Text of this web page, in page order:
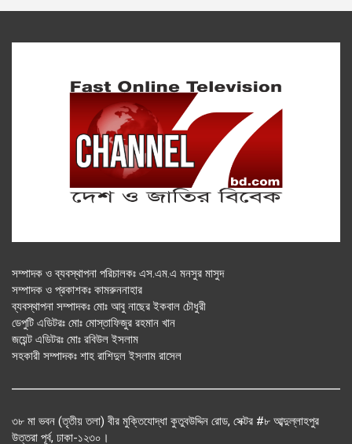
সম্পাদক ও ব্যবস্থাপনা পরিচালকঃ এস.এম.এ মনসুর মাসুদ
সম্পাদক ও প্রকাশকঃ কামরুননাহার
ব্যবস্থাপনা সম্পাদকঃ মোঃ আবু নাছের ইকবাল চৌধুরী
ডেপুটি এডিটরঃ মোঃ মোস্তাফিজুর রহমান খান
জয়েন্ট এডিটরঃ মোঃ রবিউল ইসলাম
সহকারী সম্পাদকঃ শাহ রাশিদুল ইসলাম রাসেল
৩৮ মা ভবন (তৃতীয় তলা) বীর মুক্তিযোদ্ধা কুতুবউদ্দিন রোড, সেক্টর #৮ আব্দুল্লাহপুর
উত্তরা পূর্ব, ঢাকা-১২৩০।